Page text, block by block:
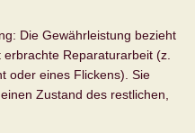
Die Gewährleistung bezieht
Reparaturarbeit (z.
oder eines Flickens). Sie
Zustand des restlichen,